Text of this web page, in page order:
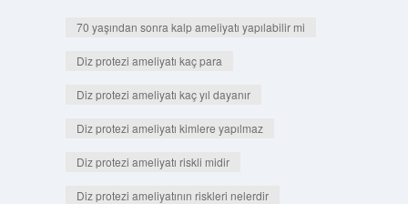
70 yaşından sonra kalp ameliyatı yapılabilir mi
Diz protezi ameliyatı kaç para
Diz protezi ameliyatı kaç yıl dayanır
Diz protezi ameliyatı kimlere yapılmaz
Diz protezi ameliyatı riskli midir
Diz protezi ameliyatının riskleri nelerdir